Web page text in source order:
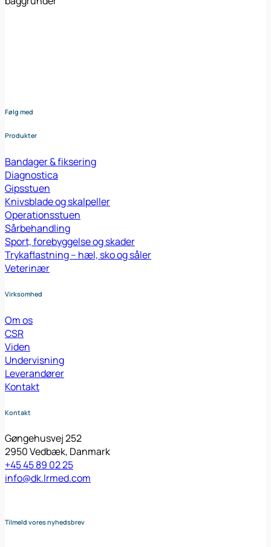
Følg med
Produkter
Bandager & fiksering
Diagnostica
Gipsstuen
Knivsblade og skalpeller
Operationsstuen
Sårbehandling
Sport, forebyggelse og skader
Trykaflastning – hæl, sko og såler
Veterinær
Virksomhed
Om os
CSR
Viden
Undervisning
Leverandører
Kontakt
Kontakt
Gøngehusvej 252
2950 Vedbæk, Danmark
+45 45 89 02 25
info@dk.lrmed.com
Tilmeld vores nyhedsbrev